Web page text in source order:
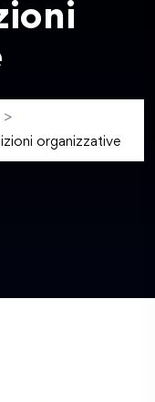
>
organizzative